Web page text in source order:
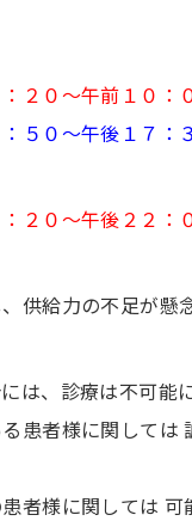
２０〜午前１０：
５０〜午後１７：
２０〜午後２２：
供給力の不足が懸
は、診療は不可能
患者様に関して
者様に関しては